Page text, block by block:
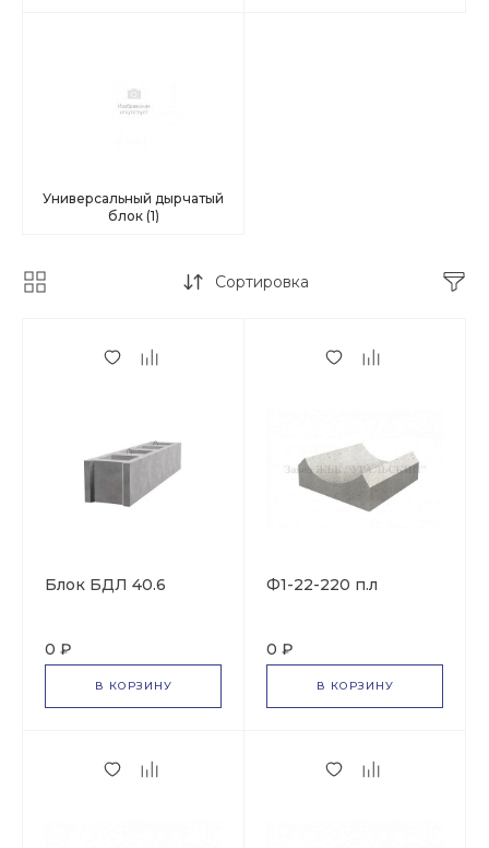
Универсальный дырчатый
блок (1)
Сортировка
Блок БДЛ 40.6
0 ₽
В КОРЗИНУ
Ф1-22-220 п.л
0 ₽
В КОРЗИНУ